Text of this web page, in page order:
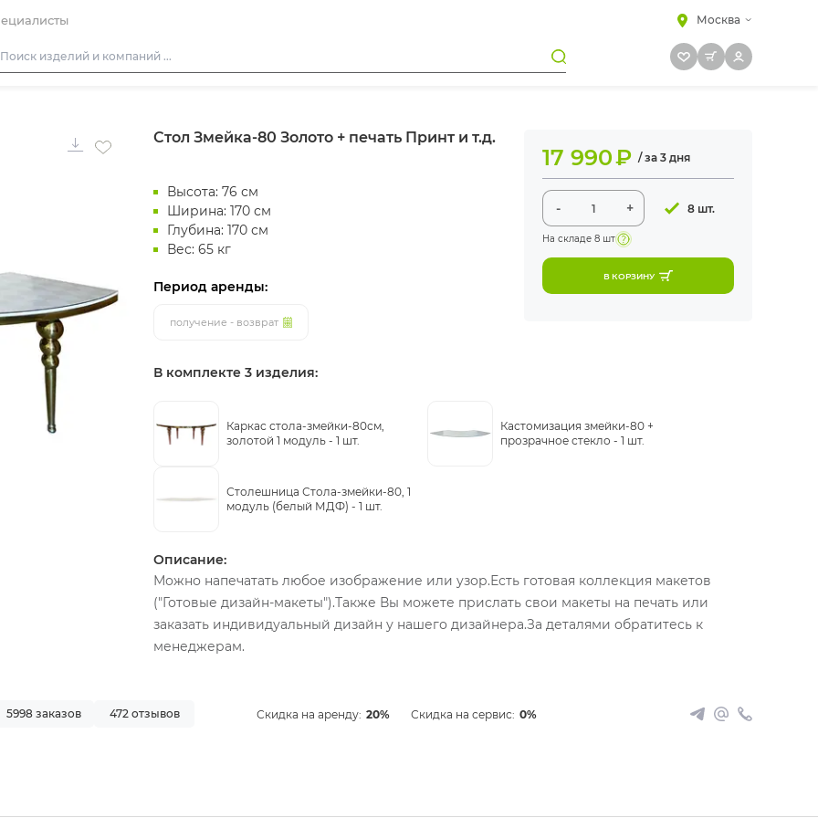
Москва
Скамейки
Фуршетная мебель
Барная мебель
Стол Змейка-80 Золото + печать Принт и т.д.
Высота: 76 см
Ширина: 170 см
Глубина: 170 см
Вес: 65 кг
Период аренды:
получение - возврат
17 990₽ / за 3 дня
- + 8 шт.
На складе 8 шт
В КОРЗИНУ
В комплекте 3 изделия:
Каркас стола-змейки-80см,
золотой 1 модуль - 1 шт.
Кастомизация змейки-80 +
прозрачное стекло - 1 шт.
Столешница Стола-змейки-80, 1
модуль (белый МДФ) - 1 шт.
Описание:
Можно напечатать любое изображение или узор.Есть готовая коллекция макетов
("Готовые дизайн-макеты").Также Вы можете прислать свои макеты на печать или
заказать индивидуальный дизайн у нашего дизайнера.За деталями обратитесь к
менеджерам.
5998 заказов 472 отзывов Скидка на аренду: 20% Скидка на сервис: 0%